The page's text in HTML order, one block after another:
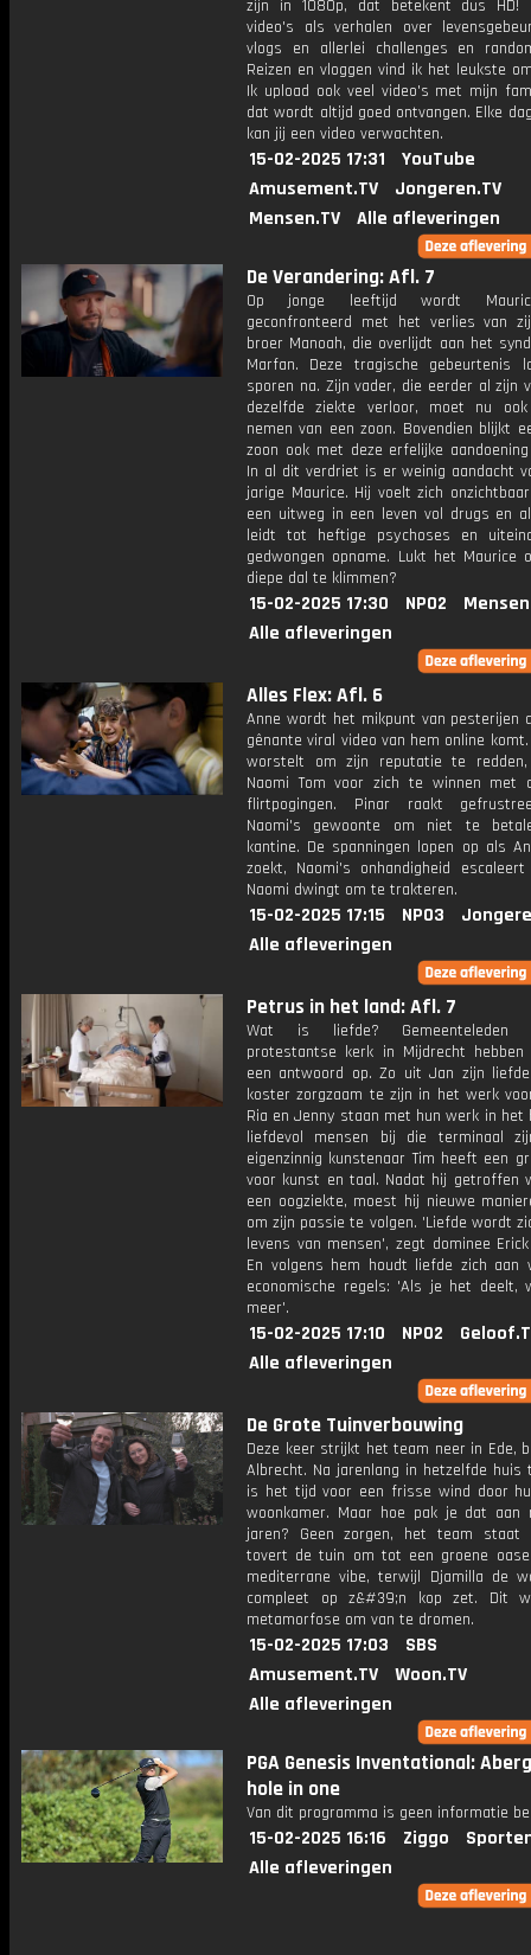
zijn in 1080p, dat betekent dus HD!
video's als verhalen over
vlogs en allerlei challenges en
Reizen en vloggen vind ik het leukste
Ik upload ook veel video's met mijn
dat wordt altijd goed ontvangen. Elke
kan jij een video verwachten.
15-02-2025 17:31
YouTube
Amusement.TV
Jongeren.TV
Mensen.TV
Alle afleveringen
De Verandering: Afl. 7
Op jonge leeftijd wordt
geconfronteerd met het verlies van
broer Manoah, die overlijdt aan het
Marfan. Deze tragische gebeurtenis
sporen na. Zijn vader, die eerder al zijn
dezelfde ziekte verloor, moet nu
nemen van een zoon. Bovendien blijkt
zoon ook met deze erfelijke
In al dit verdriet is er weinig aandacht
jarige Maurice. Hij voelt zich
een uitweg in een leven vol drugs en
leidt tot heftige psychoses en
gedwongen opname. Lukt het Maurice
diepe dal te klimmen?
15-02-2025 17:30 NPO2
Alle afleveringen
Alles Flex: Afl. 6
Anne wordt het mikpunt van pesterijen
gênante viral video van hem online
worstelt om zijn reputatie te redden,
Naomi Tom voor zich te winnen met
flirtpogingen. Pinar raakt
Naomi's gewoonte om niet te
kantine. De spanningen lopen op als
zoekt, Naomi's onhandigheid
Naomi dwingt om te trakteren.
15-02-2025 17:15 NPO3
Alle afleveringen
Petrus in het land: Afl. 7
Wat is liefde?
protestantse kerk in Mijdrecht
een antwoord op. Zo uit Jan zijn
koster zorgzaam te zijn in het werk
Ria en Jenny staan met hun werk in het
liefdevol mensen bij die terminaal
eigenzinnig kunstenaar Tim heeft een
voor kunst en taal. Nadat hij getroffen
een oogziekte, moest hij nieuwe
om zijn passie te volgen. 'Liefde wordt
levens van mensen', zegt dominee
En volgens hem houdt liefde zich aan
economische regels: 'Als je het deelt,
meer'.
15-02-2025 17:10 NPO2
Alle afleveringen
De Grote Tuinverbouwing
Deze keer strijkt het team neer in Ede,
Albrecht. Na jarenlang in hetzelfde huis
is het tijd voor een frisse wind door
woonkamer. Maar hoe pak je dat aan
jaren? Geen zorgen, het team staat
tovert de tuin om tot een groene
mediterrane vibe, terwijl Djamilla de
compleet op z&#39;n kop zet. Dit
metamorfose om van te dromen.
15-02-2025 17:03
SBS
Amusement.TV
Woon.TV
Alle afleveringen
PGA Genesis Inventational:
hole in one
Van dit programma is geen informatie
15-02-2025 16:16 Ziggo
Alle afleveringen